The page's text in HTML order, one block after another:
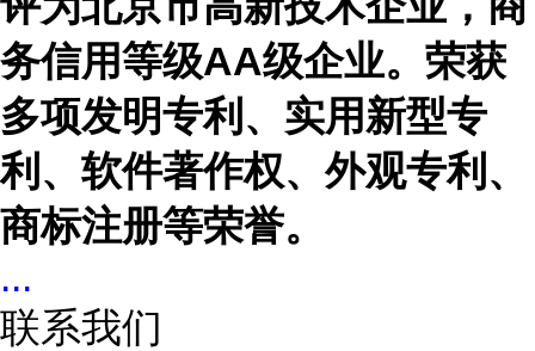
务信用等级AA级企业。荣获
多项发明专利、实用新型专
利、软件著作权、外观专利、
商标注册等荣誉。
...
联系我们